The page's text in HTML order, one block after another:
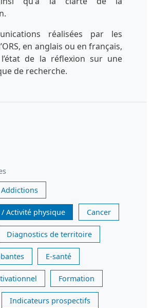
réalisées par les
en anglais ou en français,
de la réflexion sur une
de recherche.
Addictions
Activité physique Cancer
Diagnostics de territoire
E-santé
Formation
Indicateurs prospectifs